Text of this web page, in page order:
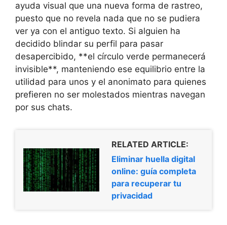
ayuda visual que una nueva forma de rastreo,
puesto que no revela nada que no se pudiera
ver ya con el antiguo texto. Si alguien ha
decidido blindar su perfil para pasar
desapercibido, **el círculo verde permanecerá
invisible**, manteniendo ese equilibrio entre la
utilidad para unos y el anonimato para quienes
prefieren no ser molestados mientras navegan
por sus chats.
RELATED ARTICLE:
Eliminar huella digital
online: guía completa
para recuperar tu
privacidad